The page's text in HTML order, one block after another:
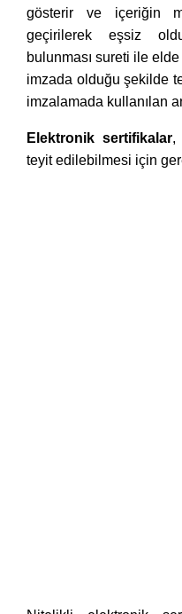
gösterir ve içeriğin
geçirilerek eşsiz
bulunması sureti ile
imzada olduğu şekilde
imzalamada kullanılan
Elektronik sertifikalar,
teyit edilebilmesi için